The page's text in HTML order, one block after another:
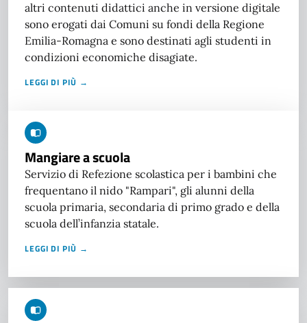
altri contenuti didattici anche in versione digitale
sono erogati dai Comuni su fondi della Regione
Emilia-Romagna e sono destinati agli studenti in
condizioni economiche disagiate.
LEGGI DI PIÙ →
Mangiare a scuola
Servizio di Refezione scolastica per i bambini che
frequentano il nido "Rampari", gli alunni della
scuola primaria, secondaria di primo grado e della
scuola dell’infanzia statale.
LEGGI DI PIÙ →